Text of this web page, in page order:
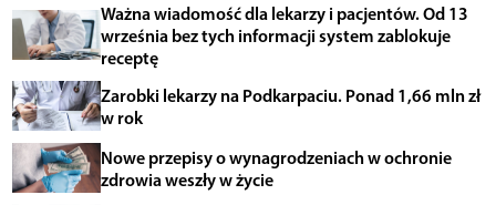
Ważna wiadomość dla lekarzy i pacjentów. Od 13
września bez tych informacji system zablokuje
receptę
Zarobki lekarzy na Podkarpaciu. Ponad 1,66 mln zł
w rok
Nowe przepisy o wynagrodzeniach w ochronie
zdrowia weszły w życie